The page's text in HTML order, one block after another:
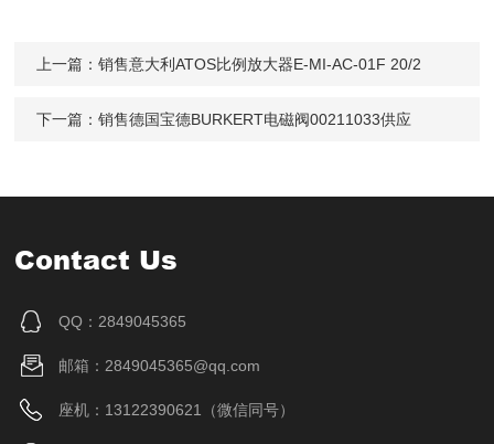
上一篇：销售意大利ATOS比例放大器E-MI-AC-01F 20/2
下一篇：销售德国宝德BURKERT电磁阀00211033供应
Contact Us
QQ：2849045365
邮箱：2849045365@qq.com
座机：13122390621（微信同号）